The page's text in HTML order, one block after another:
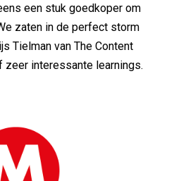
een stuk goedkoper om
zaten in de perfect storm
Tielman van The Content
zeer interessante learnings.